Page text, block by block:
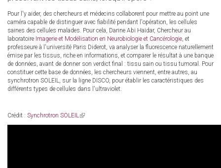
Pour l'y aider, des chercheurs et médecins collaborent pour mettre au point une
caméra capable de distinguer avec fiabilité pendant l'opération, les cellules
saines des cellules malades. Pour cela, Darine Abi Haidar, Chercheur au
laboratoire Imagerie et Modélisation en Neurobiologie et Cancérologie, et
professeure à l'université Paris Diderot, va analyser la fluorescence naturellement
émise par les tissus, riche en informations, et comparer le résultat à une banque
de données, avant de donner son verdict final : tissu sain ou tissu tumoral. Pour
constituer cette base de données, les chercheurs viennent, entre autres, au
synchrotron SOLEIL, sur la ligne DISCO, pour établir les caractéristiques des
différents types de cellules dans l'ultraviolet.
Crédit : Synchrotron SOLEIL(link
is